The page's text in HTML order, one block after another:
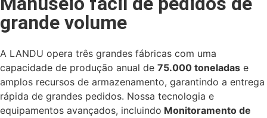
grande volume
A LANDU opera três grandes fábricas com uma
capacidade de produção anual de 75.000 toneladas e
amplos recursos de armazenamento, garantindo a entrega
rápida de grandes pedidos. Nossa tecnologia e
equipamentos avançados, incluindo Monitoramento de